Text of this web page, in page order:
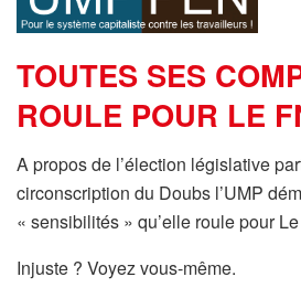
TOUTES SES
ROULE POUR LE
A propos de l’élection législative
circonscription du Doubs l’UMP
« sensibilités » qu’elle roule pour
Injuste ? Voyez vous-même.